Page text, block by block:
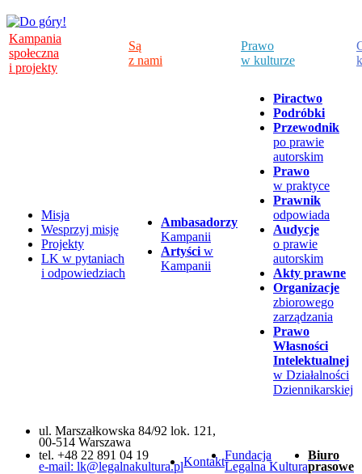
Kampania
społeczna
i projekty
Są
z nami
Prawo
w kulturze
Misja
Wesprzyj misję
Projekty
LK w pytaniach
i odpowiedziach
Ambasadorzy
Kampanii
Artyści w
Kampanii
Piractwo
Podróbki
Przewodnik
po prawie
autorskim
Prawo
w praktyce
Prawnik
odpowiada
Audycje
o prawie
autorskim
Akty prawne
Organizacje
zbiorowego
zarządzania
Prawo
Własności
Intelektualnej
w Działalności
Dziennikarskiej
ul. Marszałkowska 84/92 lok. 121,
00-514 Warszawa
tel. +48 22 891 04 19
e-mail: lk@legalnakultura.plKontaktFundacja
Legalna Kultura
Biuro
prasowe